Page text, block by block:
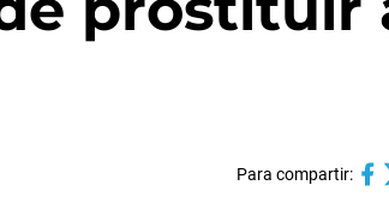
Para compartir: